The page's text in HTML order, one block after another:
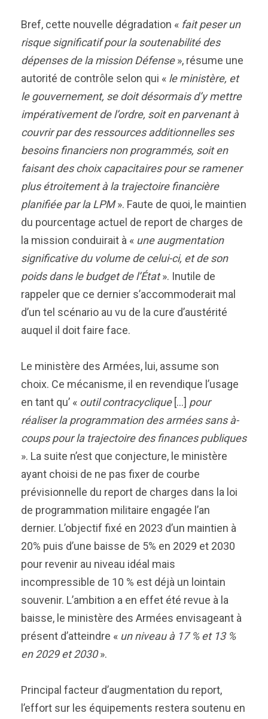
Bref, cette nouvelle dégradation « fait peser un
risque significatif pour la soutenabilité des
dépenses de la mission Défense», résume une
autorité de contrôle selon qui « le ministère, et
le gouvernement, se doit désormais d’y mettre
impérativement de l’ordre, soit en parvenant à
couvrir par des ressources additionnelles ses
besoins financiers non programmés, soit en
faisant des choix capacitaires pour se ramener
plus étroitement à la trajectoire financière
planifiée par la LPM». Faute de quoi, le maintien
du pourcentage actuel de report de charges de
la mission conduirait à « une augmentation
significative du volume de celui-ci, et de son
poids dans le budget de l’État». Inutile de
rappeler que ce dernier s’accommoderait mal
d’un tel scénario au vu de la cure d’austérité
auquel il doit faire face.
Le ministère des Armées, lui, assume son
choix. Ce mécanisme, il en revendique l’usage
en tant qu’ « outil contracyclique[…] pour
réaliser la programmation des armées sans à-
coups pour la trajectoire des finances publiques
». La suite n’est que conjecture, le ministère
ayant choisi de ne pas fixer de courbe
prévisionnelle du report de charges dans la loi
de programmation militaire engagée l’an
dernier. L’objectif fixé en 2023 d’un maintien à
20% puis d’une baisse de 5% en 2029 et 2030
pour revenir au niveau idéal mais
incompressible de 10 % est déjà un lointain
souvenir. L’ambition a en effet été revue à la
baisse, le ministère des Armées envisageant à
présent d’atteindre « un niveau à 17 % et 13 %
en 2029 et 2030».
Principal facteur d’augmentation du report,
l’effort sur les équipements restera soutenu en